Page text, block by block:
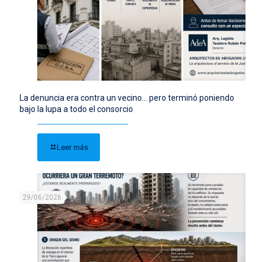
La denuncia era contra un vecino… pero terminó poniendo
bajo la lupa a todo el consorcio
Leer más
29/06/2026